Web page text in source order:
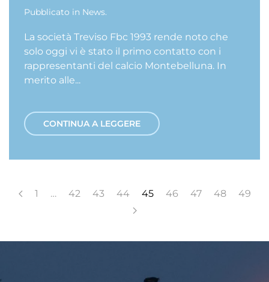
Pubblicato in News.
La società Treviso Fbc 1993 rende noto che
solo oggi vi è stato il primo contatto con i
rappresentanti del calcio Montebelluna. In
merito alle...
CONTINUA A LEGGERE
1 … 42 43 44 45 46 47 48 49